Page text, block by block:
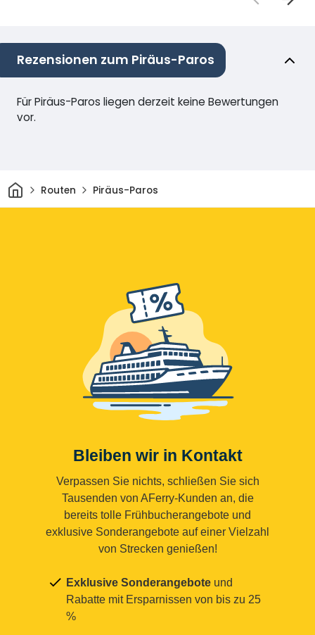
Rezensionen zum Piräus-Paros
Für Piräus-Paros liegen derzeit keine Bewertungen
vor.
HeimRouten Piräus-Paros
Bleiben wir in Kontakt
Verpassen Sie nichts, schließen Sie sich
Tausenden von AFerry-Kunden an, die
bereits tolle Frühbucherangebote und
exklusive Sonderangebote auf einer Vielzahl
von Strecken genießen!
Exklusive Sonderangebote und
Rabatte mit Ersparnissen von bis zu 25
%